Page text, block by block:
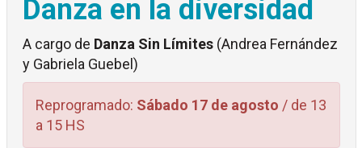
Danza en la diversidad
A cargo de Danza Sin Límites (Andrea Fernández
y Gabriela Guebel)
Reprogramado: Sábado 17 de agosto / de 13
a 15 HS